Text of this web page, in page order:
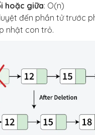
hoặc giữa: O(n)
đến phần tử trước
nhật con trỏ.